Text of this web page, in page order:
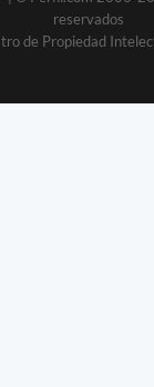
reservados
de Propiedad